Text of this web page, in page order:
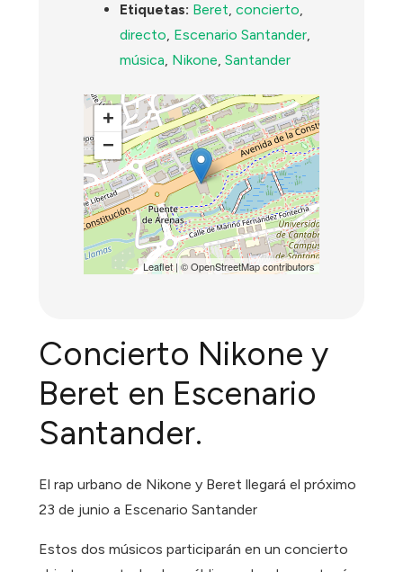
Etiquetas: Beret,concierto,
directo, Escenario Santander,
música, Nikone,Santander
+
−
Leaflet| ©OpenStreetMapcontributors
Concierto Nikone y
Beret en Escenario
Santander.
El rap urbano de Nikone y Beret llegará el próximo
23 de junio a Escenario Santander
Estos dos músicos participarán en un concierto